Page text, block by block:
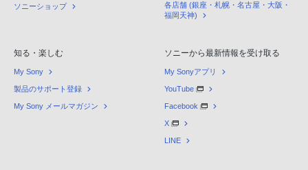
ソニーショップ
各店舗 (銀座・札幌・名古屋・大阪・
福岡天神)
知る・楽しむ
My Sony
製品のサポート登録
My Sony メールマガジン
ソニーから最新情報を受け取る
My Sonyアプリ
YouTube
Facebook
X
LINE